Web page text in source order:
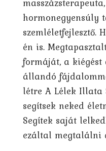
hormonegyensúly
szemléletfejlesztő.
én is.
formáját, a kiégést
állandó
létre A Lélek Illata
segítsek neked
Segítek saját
ezáltal megtalálni